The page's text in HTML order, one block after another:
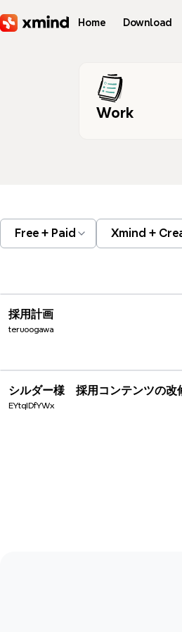
Home Download
Work
Free + Paid Xmind +
Xmind Favorites
採用計画
teruoogawa
シルダー様 採用コンテンツの改
EYtqIDfYWx